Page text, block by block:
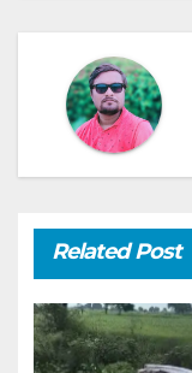
Related Post